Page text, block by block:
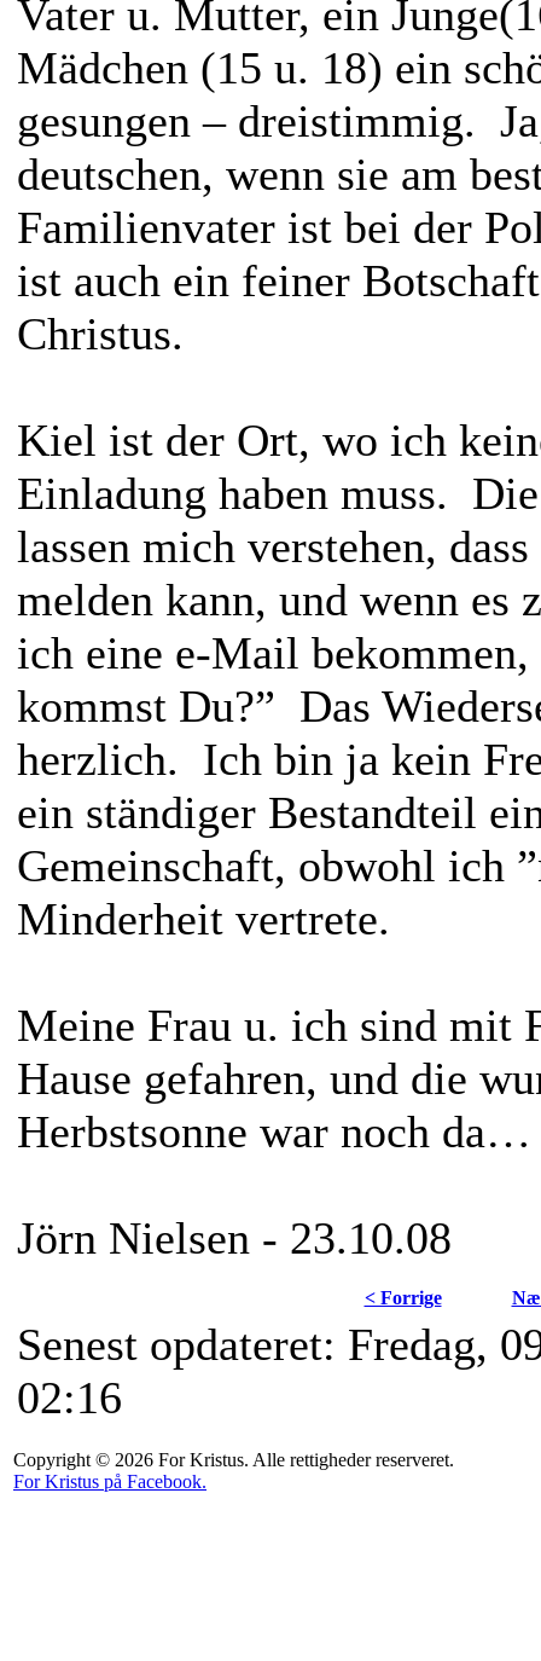
Vater u. Mutter, ein
Mädchen (15 u. 18) ein
gesungen – dreistimmig.
deutschen, wenn sie am
Familienvater ist bei der
ist auch ein feiner
Christus.
Kiel ist der Ort, wo ich
Einladung haben muss.
lassen mich verstehen,
melden kann, und wenn es
ich eine e-Mail
kommst Du?” Das
herzlich. Ich bin ja kein
ein ständiger Bestandteil
Gemeinschaft, obwohl ich
Minderheit vertrete.
Meine Frau u. ich sind mit
Hause gefahren, und die
Herbstsonne war noch da…
Jörn Nielsen - 23.10.08
< Forrige
Senest opdateret: Fredag,
02:16
Copyright © 2026 For Kristus. Alle rettigheder reserveret.
For Kristus på Facebook.